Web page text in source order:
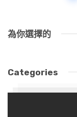
為你選擇的
Categories